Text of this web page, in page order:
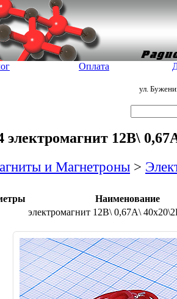
Оплата
ул.
электромагнит 12В\
и Магнетроны >
Наименование
электромагнит 12В\ 0,67А\